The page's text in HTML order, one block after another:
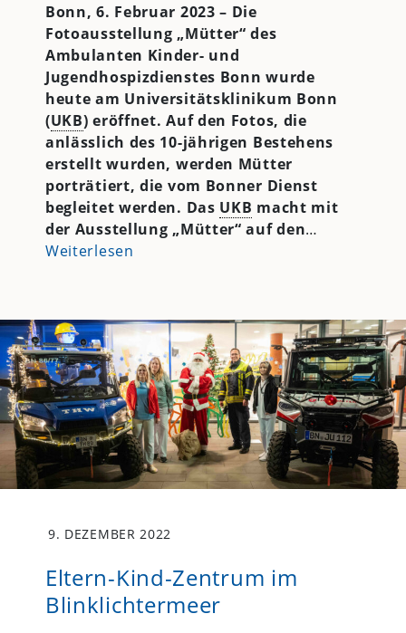
Bonn, 6. Februar 2023 – Die
Fotoausstellung „Mütter“ des
Ambulanten Kinder- und
Jugendhospizdienstes Bonn wurde
heute am Universitätsklinikum Bonn
(UKB) eröffnet. Auf den Fotos, die
anlässlich des 10-jährigen Bestehens
erstellt wurden, werden Mütter
porträtiert, die vom Bonner Dienst
begleitet werden. Das UKB macht mit
der Ausstellung „Mütter“ auf den…
Weiterlesen
9. DEZEMBER 2022
Eltern-Kind-Zentrum im
Blinklichtermeer